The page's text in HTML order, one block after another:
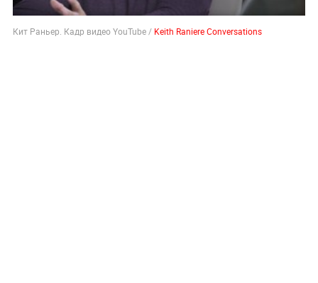
Кит Раньер. Кадр видео YouTube / Keith Raniere Conversations